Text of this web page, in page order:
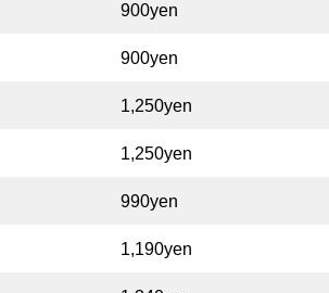
900yen
900yen
1,250yen
1,250yen
990yen
1,190yen